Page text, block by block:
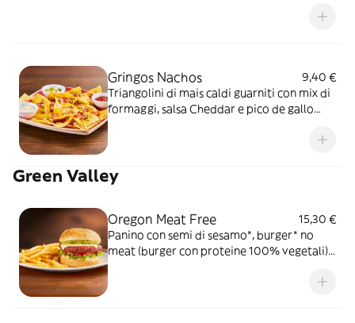
mix di salse (Guacamole, Messicana e Sauce
Gringos Nachos
9,40 €
Triangolini di mais caldi guarniti con mix di
formaggi, salsa Cheddar e pico de gallo
Green Valley
Oregon Meat Free
15,30 €
Panino con semi di sesamo*, burger* no
meat (burger con proteine 100% vegetali),
pomodoro, insalata iceberg e salsa OWW,